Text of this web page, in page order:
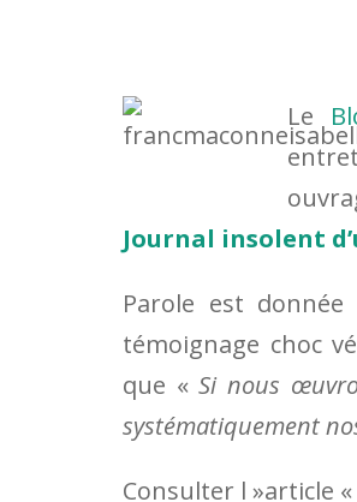
Le
Journal insolent
Parole est
témoignage choc
que «Si nous
systématiquement
Consulter l »article «